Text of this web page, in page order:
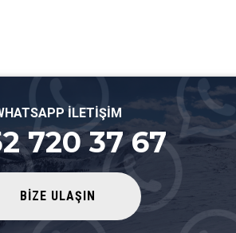
İLETİŞİM
720 37 67
BİZE ULAŞIN